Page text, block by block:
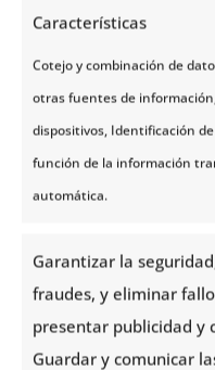
Características
Cotejo y combinación de
otras fuentes de
dispositivos, Identificación
función de la información
automática.
Garantizar la
fraudes, y eliminar
presentar publicidad y
Guardar y comunicar
Newsletter
FAQs
ENLACES ÚTILES
Consejos de viaje
LA NATURALEZA